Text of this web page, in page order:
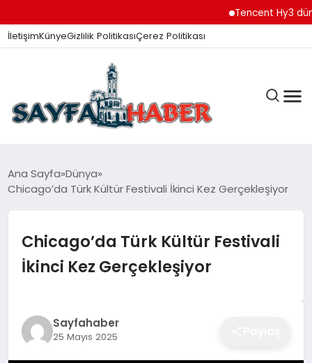
Tencent Hy3 dünya
İletişimKünyeGizlilik PolitikasıÇerez Politikası
ANA SAYFA
İZMIR HABERLERI
EĞITIM
Ana Sayfa Dünya
Chicago’da Türk Kültür Festivali İkinci Kez Gerçekleşiyor
Chicago’da Türk Kültür Festivali
İkinci Kez Gerçekleşiyor
Sayfahaber
25 Mayıs 2025